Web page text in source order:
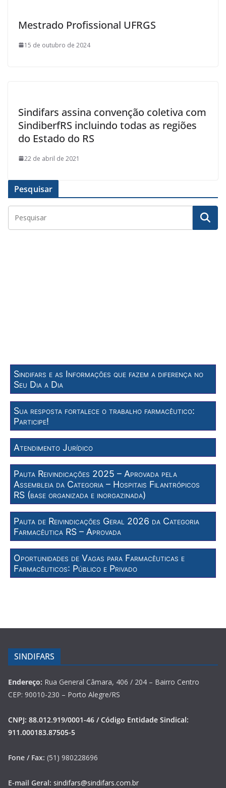
Mestrado Profissional UFRGS
15 de outubro de 2024
Sindifars assina convenção coletiva com
SindiberfRS incluindo todas as regiões
do Estado do RS
22 de abril de 2021
Pesquisar
Sindifars e as Informações que fazem a diferença no
Seu Dia a Dia
Sua resposta fortalece o trabalho farmacêutico:
Participe!
Atendimento Jurídico
Pauta Reivindicações 2025 – Aprovada pela
Assembleia da Categoria – Hospitais Filantrópicos
RS (base organizada e inorgazinada)
Pauta de Reivindicações Geral 2026 da Categoria
Farmacêutica RS – Aprovada
Oportunidades de Vagas para Farmacêuticas e
Farmacêuticos: Público e Privado
SINDIFARS
Endereço: Rua General Câmara, 406 / 204 – Bairro Centro
CEP: 90010-230 – Porto Alegre/RS
CNPJ: 88.012.919/0001-46 / Código Entidade Sindical:
911.000183.87505-5
Fone / Fax: (51) 980228696
E-mail Geral: sindifars@sindifars.com.br